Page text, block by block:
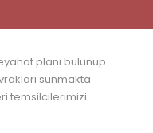
planı bulunup
sunmakta
temsilcilerimizi